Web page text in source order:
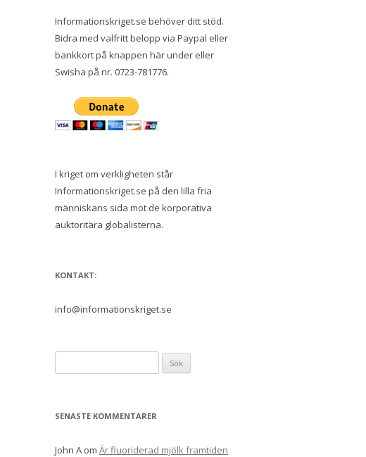
Informationskriget.se behöver ditt stöd.
Bidra med valfritt belopp via Paypal eller
bankkort på knappen här under eller
Swisha på nr. 0723-781776.
I kriget om verkligheten står
Informationskriget.se på den lilla fria
människans sida mot de korporativa
auktoritära globalisterna.
KONTAKT:
info@informationskriget.se
efter:
SENASTE KOMMENTARER
John A om Är fluoriderad mjölk framtiden